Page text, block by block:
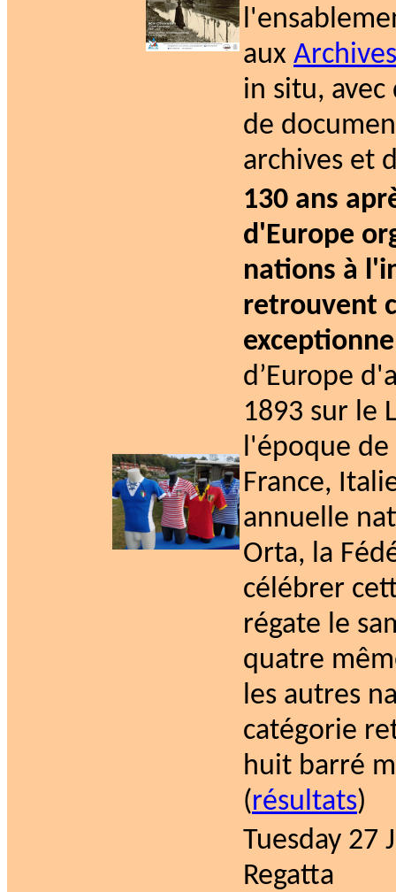
aux
in situ,
de
archives et
130 ans
d'Europe
nations à
retrouvent
d’Europe
1893 sur le
l'époque de
France,
annuelle
Orta, la
célébrer
régate le
quatre
les autres
catégorie
huit barré
(résultats)
Tuesday 27
Regatta